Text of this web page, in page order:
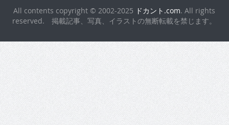
All contents copyright © 2002-2025 ドカント.com. All rights
reserved. 掲載記事、写真、イラストの無断転載を禁じます。